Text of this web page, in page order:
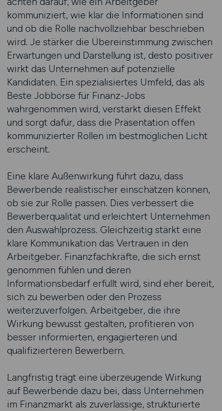
kommuniziert, wie klar die Informationen sind
und ob die Rolle nachvollziehbar beschrieben
wird. Je stärker die Übereinstimmung zwischen
Erwartungen und Darstellung ist, desto positiver
wirkt das Unternehmen auf potenzielle
Kandidaten. Ein spezialisiertes Umfeld, das als
Beste Jobbörse für Finanz-Jobs
wahrgenommen wird, verstärkt diesen Effekt
und sorgt dafür, dass die Präsentation offen
kommunizierter Rollen im bestmöglichen Licht
erscheint.
Eine klare Außenwirkung führt dazu, dass
Bewerbende realistischer einschätzen können,
ob sie zur Rolle passen. Dies verbessert die
Bewerberqualität und erleichtert Unternehmen
den Auswahlprozess. Gleichzeitig stärkt eine
klare Kommunikation das Vertrauen in den
Arbeitgeber. Finanzfachkräfte, die sich ernst
genommen fühlen und deren
Informationsbedarf erfüllt wird, sind eher bereit,
sich zu bewerben oder den Prozess
weiterzuverfolgen. Arbeitgeber, die ihre
Wirkung bewusst gestalten, profitieren von
besser informierten, engagierteren und
qualifizierteren Bewerbern.
Langfristig trägt eine überzeugende Wirkung
auf Bewerbende dazu bei, dass Unternehmen
im Finanzmarkt als zuverlässige, strukturierte